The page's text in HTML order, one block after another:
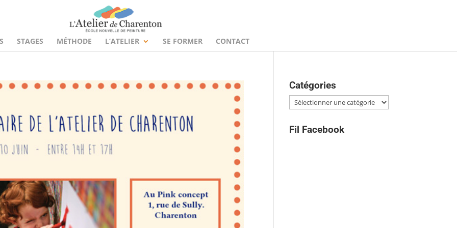
STAGES MÉTHODE L’ATELIER SE FORMER CONTACT
Catégories
Catégories
Fil Facebook